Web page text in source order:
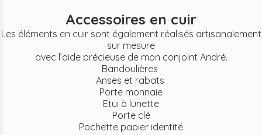
Accessoires en cuir
Les éléments en cuir sont également réalisés artisanalement
sur mesure
avec l’aide précieuse de mon conjoint André.
Bandoulières
Anses et rabats
Porte monnaie
Etui à lunette
Porte clé
Pochette papier identité